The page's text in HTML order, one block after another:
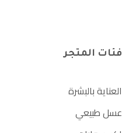
فئات المتجر
العناية بالبشرة
عسل طبيعي